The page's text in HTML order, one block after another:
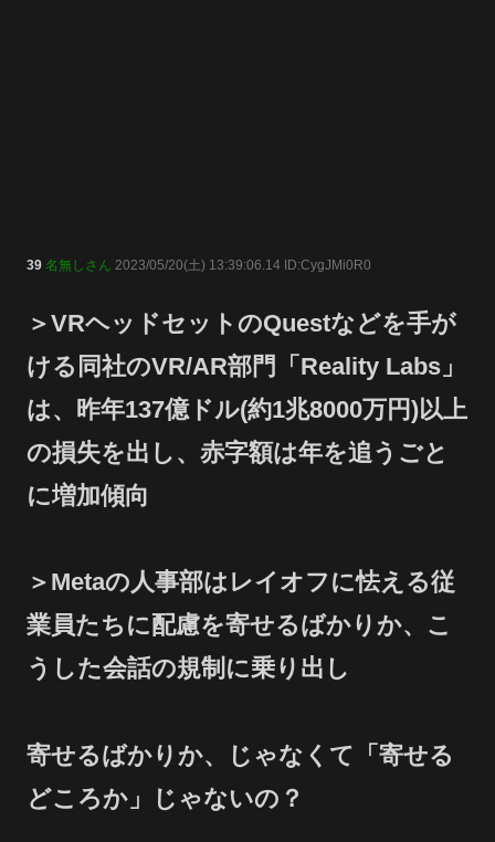
39 名無しさん 2023/05/20(土) 13:39:06.14 ID:CygJMi0R0
＞VRヘッドセットのQuestなどを手が
ける同社のVR/AR部門「Reality Labs」
は、昨年137億ドル(約1兆8000万円)以上
の損失を出し、赤字額は年を追うごと
に増加傾向
＞Metaの人事部はレイオフに怯える従
業員たちに配慮を寄せるばかりか、こ
うした会話の規制に乗り出し
寄せるばかりか、じゃなくて「寄せる
どころか」じゃないの？